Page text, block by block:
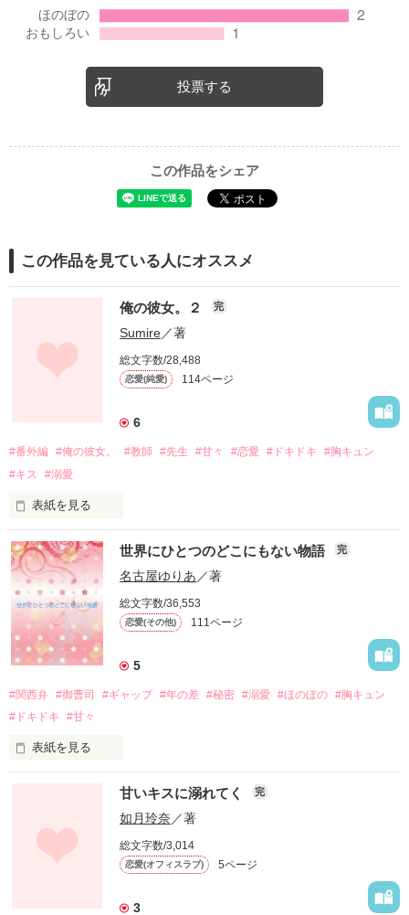
投票する
この作品をシェア
この作品を見ている人にオススメ
俺の彼女。２ 完
Sumire／著
総文字数/28,488
恋愛(純愛) 114ページ
6
#番外編 #俺の彼女。 #教師 #先生 #甘々 #恋愛 #ドキドキ
#胸キュン
#キス
#溺愛
表紙を見る
俺の彼女。番外編のようなものです。
本編から読んで頂いた方が
より楽しめると思います。
2010年11月4日◎開始
読者様ありがとうございます☆★
作品を読む
世界にひとつのどこにもない物語 完
名古屋ゆりあ ／著
総文字数/36,553
恋愛(その他) 111ページ
5
#関西弁 #御曹司 #ギャップ #年の差 #秘密 #溺愛 #ほのぼの #胸キュン
#ドキドキ
#甘々
表紙を見る
“孤高の美人”と評されている彼女だが、
甘いキスに溺れてく 完
如月玲奈／著
総文字数/3,014
恋愛(オフィスラブ) 5ページ
3